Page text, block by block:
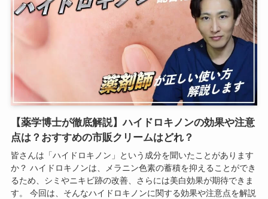
【薬学博士が徹底解説】ハイドロキノンの効果や注意
点は？おすすめの市販クリームはどれ？
皆さんは「ハイドロキノン」という成分を聞いたことがあります
か？ ハイドロキノンは、メラニン色素の蓄積を抑えることができ
るため、シミやニキビ跡の改善、さらには美白効果が期待できま
す。 今回は、そんなハイドロキノンに関する効果や注意点を解説